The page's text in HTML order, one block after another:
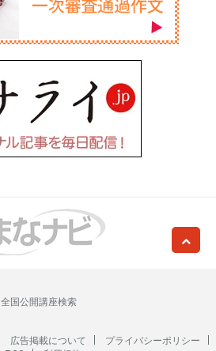
全国公開講座検索
広告掲載について
プライバシーポリシー